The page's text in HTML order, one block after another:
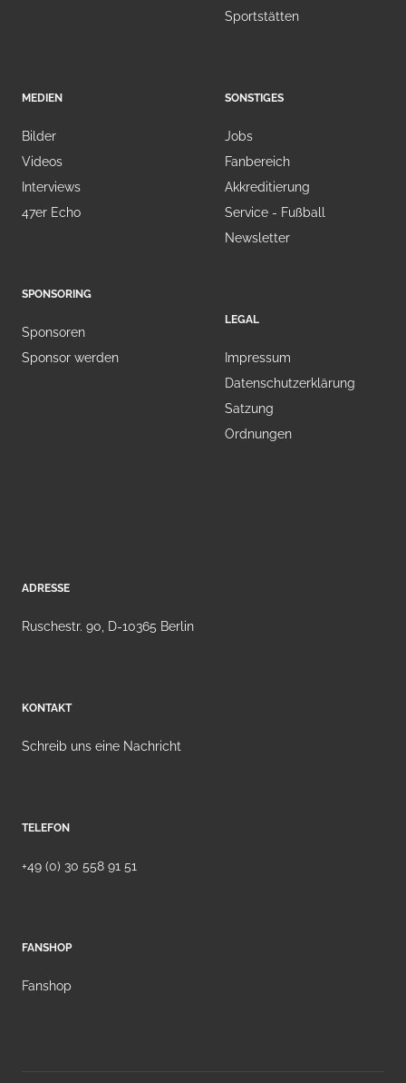
Sportstätten
MEDIEN
Bilder
Videos
Interviews
47er Echo
SPONSORING
Sponsoren
Sponsor werden
SONSTIGES
Jobs
Fanbereich
Akkreditierung
Service - Fußball
Newsletter
LEGAL
Impressum
Datenschutzerklärung
Satzung
Ordnungen
ADRESSE
Ruschestr. 90, D-10365 Berlin
KONTAKT
Schreib uns eine Nachricht
TELEFON
+49 (0) 30 558 91 51
FANSHOP
Fanshop